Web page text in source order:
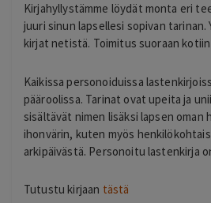
Kirjahyllystämme löydät monta eri
juuri sinun lapsellesi sopivan tarinan.
kirjat netistä. Toimitus suoraan
Kaikissa personoiduissa
pääroolissa. Tarinat ovat upeita ja
sisältävät nimen lisäksi lapsen oman
ihonvärin, kuten myös
arkipäivästä. Personoitu lastenkirja
Tutustu kirjaan tästä